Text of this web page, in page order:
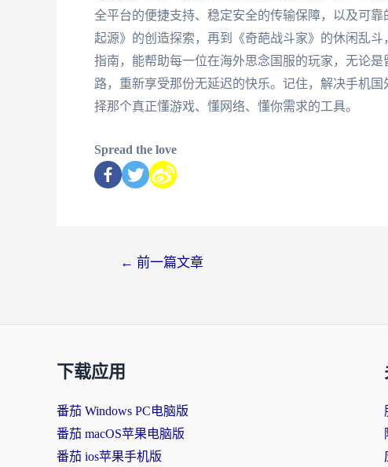
全平台的便捷支持、稳定安全的传输保障，以及可
起源》的创造探索，再到《奇葩战斗家》的休闲乱
指南，能帮助每一位在海外思念国服的玩家，无论
路，重新享受那份无延迟的快乐。记住，解决手机
择那个真正懂游戏、懂网络、懂你需求的工具。
Spread the love
← 前一篇文章
下载应用
番茄 Windows PC电脑版
番茄 macOS苹果电脑版
番茄 ios苹果手机版